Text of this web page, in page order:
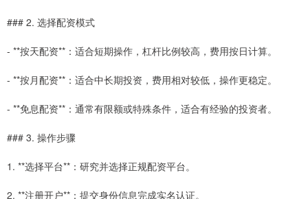
### 2. 选择配资模式
- **按天配资**：适合短期操作，杠杆比例较高，费用按日计算。
- **按月配资**：适合中长期投资，费用相对较低，操作更稳定。
- **免息配资**：通常有限额或特殊条件，适合有经验的投资者。
### 3. 操作步骤
1. **选择平台**：研究并选择正规配资平台。
2. **注册开户**：提交身份信息完成实名认证。